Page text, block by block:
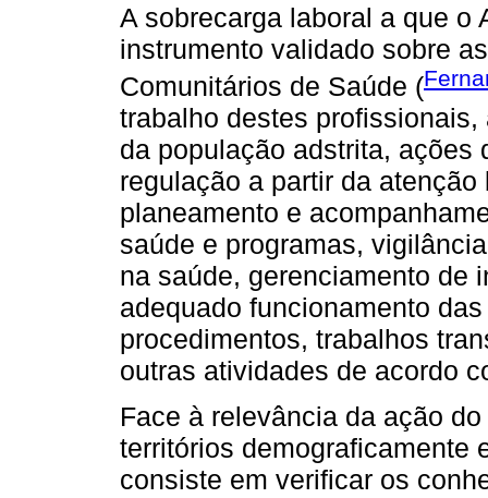
A sobrecarga laboral a que o
instrumento validado sobre
Comunitários de Saúde (
trabalho destes
da população adstrita, ações
regulação a partir da
planeamento e
saúde e programas,
na saúde, gerenciamento de
adequado funcionamento
procedimentos, trabalhos
outras atividades de acordo
Face à relevância da ação
territórios demograficamente
consiste em verificar os